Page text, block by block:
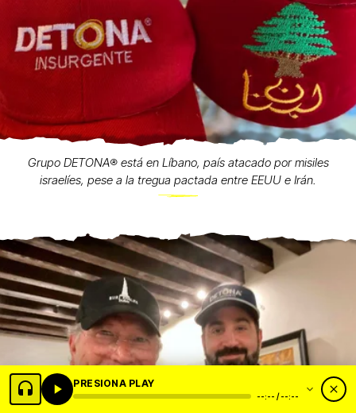
Grupo DETONA®️ está en Líbano, país atacado por misiles
israelíes, pese a la tregua pactada entre EEUU e Irán.
PRESIONA PLAY
--:-- / --:--